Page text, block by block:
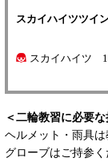
スカイハイツツイ
スカイハイツ
＜二輪教習に必要な
ヘルメット・雨具は
グローブはご持参